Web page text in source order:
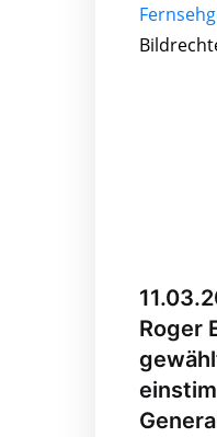
Roger